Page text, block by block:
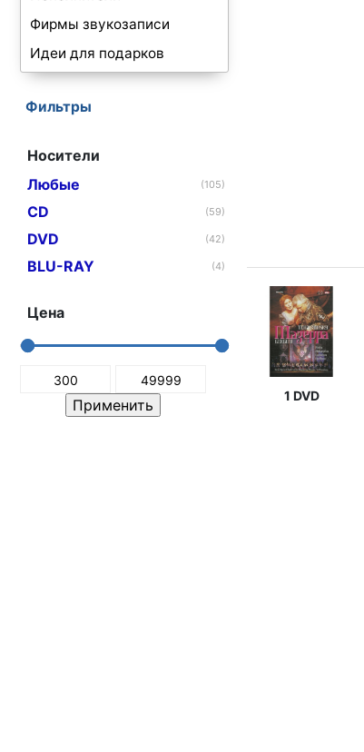
Фирмы звукозаписи
Идеи для подарков
Фильтры
Носители
Любые
(105)
CD (59)
DVD (42)
BLU-RAY (4)
Цена
1 DVD